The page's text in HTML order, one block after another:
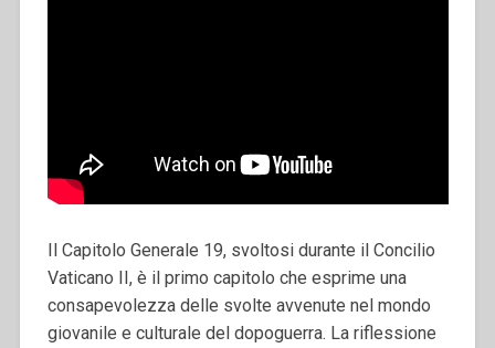
Il Capitolo Generale 19, svoltosi durante il Concilio
Vaticano II, è il primo capitolo che esprime una
consapevolezza delle svolte avvenute nel mondo
giovanile e culturale del dopoguerra. La riflessione